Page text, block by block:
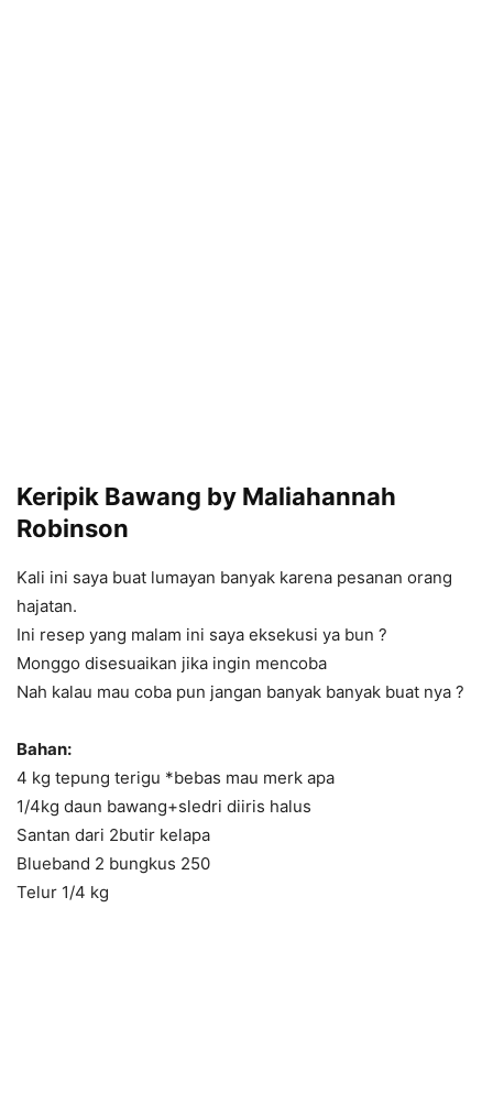
Keripik Bawang by Maliahannah
Robinson
Kali ini saya buat lumayan banyak karena pesanan orang
hajatan.
Ini resep yang malam ini saya eksekusi ya bun ?
Monggo disesuaikan jika ingin mencoba
Nah kalau mau coba pun jangan banyak banyak buat nya ?
Bahan:
4 kg tepung terigu *bebas mau merk apa
1/4kg daun bawang+sledri diiris halus
Santan dari 2butir kelapa
Blueband 2 bungkus 250
Telur 1/4 kg